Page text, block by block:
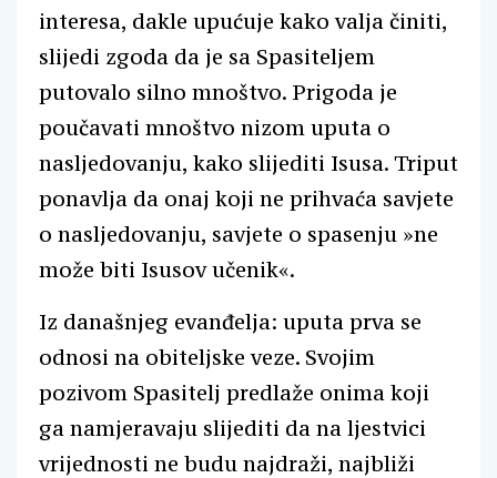
interesa, dakle upućuje kako valja činiti,
slijedi zgoda da je sa Spasiteljem
putovalo silno mnoštvo. Prigoda je
poučavati mnoštvo nizom uputa o
nasljedovanju, kako slijediti Isusa. Triput
ponavlja da onaj koji ne prihvaća savjete
o nasljedovanju, savjete o spasenju »ne
može biti Isusov učenik«.
Iz današnjeg evanđelja: uputa prva se
odnosi na obiteljske veze. Svojim
pozivom Spasitelj predlaže onima koji
ga namjeravaju slijediti da na ljestvici
vrijednosti ne budu najdraži, najbliži